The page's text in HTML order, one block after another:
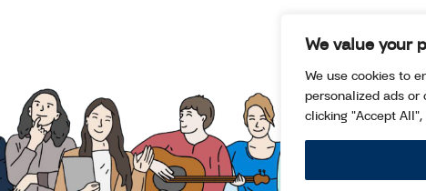
We value your
We use cookies to
personalized ads or
clicking "Accept